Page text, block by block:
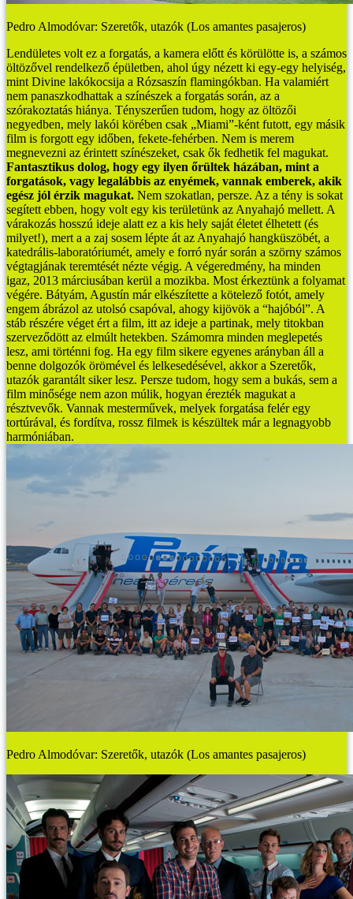
Pedro Almodóvar: Szeretők, utazók (Los amantes pasajeros)
Lendületes volt ez a forgatás, a kamera előtt és körülötte is, a számos
öltözővel rendelkező épületben, ahol úgy nézett ki egy-egy helyiség,
mint Divine lakókocsija a Rózsaszín flamingókban. Ha valamiért
nem panaszkodhattak a színészek a forgatás során, az a
szórakoztatás hiánya. Tényszerűen tudom, hogy az öltözői
negyedben, mely lakói körében csak „Miami”-ként futott, egy másik
film is forgott egy időben, fekete-fehérben. Nem is merem
megnevezni az érintett színészeket, csak ők fedhetik fel magukat.
Fantasztikus dolog, hogy egy ilyen őrültek házában, mint a
forgatások, vagy legalábbis az enyémek, vannak emberek, akik
egész jól érzik magukat. Nem szokatlan, persze. Az a tény is sokat
segített ebben, hogy volt egy kis területünk az Anyahajó mellett. A
várakozás hosszú ideje alatt ez a kis hely saját életet élhetett (és
milyet!), mert a a zaj sosem lépte át az Anyahajó hangküszöbét, a
katedrális-laboratóriumét, amely e forró nyár során a szörny számos
végtagjának teremtését nézte végig. A végeredmény, ha minden
igaz, 2013 márciusában kerül a mozikba. Most érkeztünk a folyamat
végére. Bátyám, Agustín már elkészítette a kötelező fotót, amely
engem ábrázol az utolsó csapóval, ahogy kijövök a “hajóból”. A
stáb részére véget ért a film, itt az ideje a partinak, mely titokban
szerveződött az elmúlt hetekben. Számomra minden meglepetés
lesz, ami történni fog. Ha egy film sikere egyenes arányban áll a
benne dolgozók örömével és lelkesedésével, akkor a Szeretők,
utazók garantált siker lesz. Persze tudom, hogy sem a bukás, sem a
film minősége nem azon múlik, hogyan érezték magukat a
résztvevők. Vannak mesterművek, melyek forgatása felér egy
tortúrával, és fordítva, rossz filmek is készültek már a legnagyobb
harmóniában.
Pedro Almodóvar: Szeretők, utazók (Los amantes pasajeros)